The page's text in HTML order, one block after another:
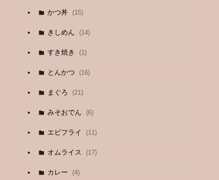
かつ丼 (15)
きしめん (14)
すき焼き (1)
とんかつ (16)
まぐろ (21)
みそおでん (6)
エビフライ (11)
オムライス (17)
カレー (4)